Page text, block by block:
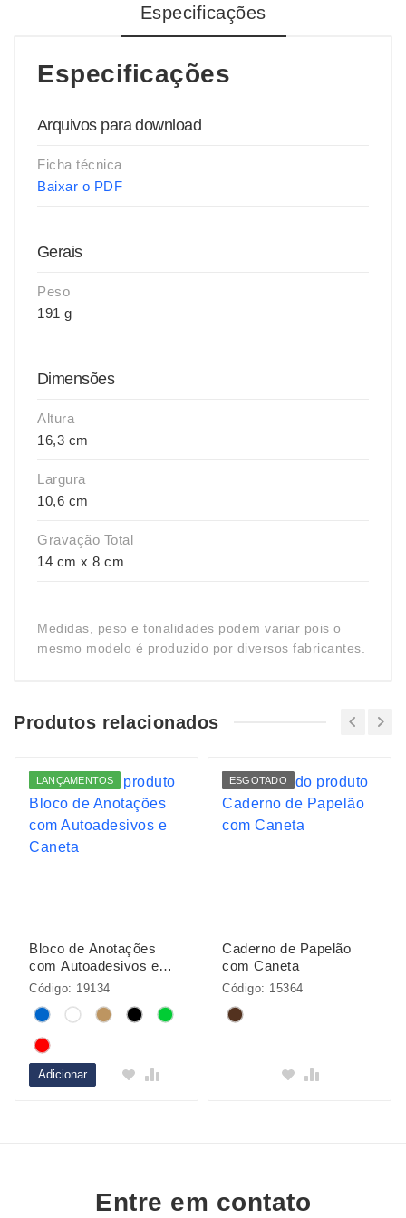
Especificações
Especificações
Arquivos para download
Ficha técnica
Baixar o PDF
Gerais
Peso
191 g
Dimensões
Altura
16,3 cm
Largura
10,6 cm
Gravação Total
14 cm x 8 cm
Medidas, peso e tonalidades podem variar pois o
mesmo modelo é produzido por diversos fabricantes.
Produtos relacionados
LANÇAMENTOS
Bloco de Anotações
com Autoadesivos e
Caneta
Código: 19134
Adicionar
ESGOTADO
Caderno de Papelão
com Caneta
Código: 15364
Entre em contato